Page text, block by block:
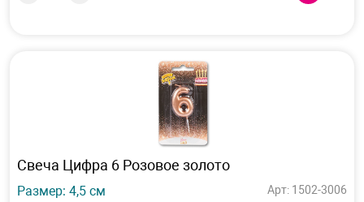
Свеча Цифра 6 Розовое золото
Размер: 4,5 см
Арт: 1502-3006